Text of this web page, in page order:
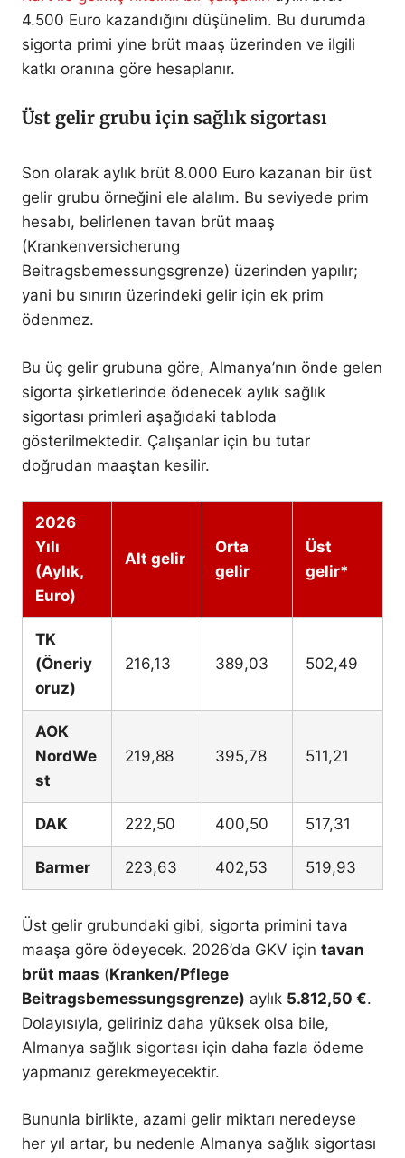
4.500 Euro kazandığını düşünelim. Bu durumda
sigorta primi yine brüt maaş üzerinden ve ilgili
katkı oranına göre hesaplanır.
Üst gelir grubu için sağlık sigortası
Son olarak aylık brüt 8.000 Euro kazanan bir üst
gelir grubu örneğini ele alalım. Bu seviyede prim
hesabı, belirlenen tavan brüt maaş
(Krankenversicherung
Beitragsbemessungsgrenze) üzerinden yapılır;
yani bu sınırın üzerindeki gelir için ek prim
ödenmez.
Bu üç gelir grubuna göre, Almanya’nın önde gelen
sigorta şirketlerinde ödenecek aylık sağlık
sigortası primleri aşağıdaki tabloda
gösterilmektedir. Çalışanlar için bu tutar
doğrudan maaştan kesilir.
2026
Yılı
(Aylık,
Euro)
Alt gelir
Orta
gelir
Üst
gelir*
TK
(Öneriy
oruz)
216,13 389,03 502,49
AOK
NordWe
st
219,88 395,78 511,21
DAK 222,50 400,50 517,31
Barmer 223,63 402,53 519,93
Üst gelir grubundaki gibi, sigorta primini tava
maaşa göre ödeyecek. 2026’da GKV için tavan
brüt maas (Kranken/Pflege
Beitragsbemessungsgrenze) aylık 5.812,50 €.
Dolayısıyla, geliriniz daha yüksek olsa bile,
Almanya sağlık sigortası için daha fazla ödeme
yapmanız gerekmeyecektir.
Bununla birlikte, azami gelir miktarı neredeyse
her yıl artar, bu nedenle Almanya sağlık sigortası